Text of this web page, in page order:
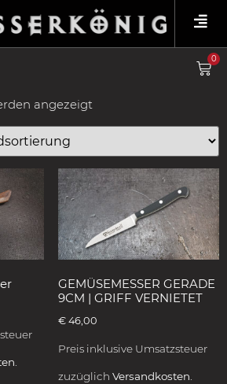
0
mit
angezeigt
GEMÜSEMESSER GERADE
9CM | GRIFF VERNIETET
€46,00
Preis inklusive Umsatzsteuer
zuzüglich Versandkosten.